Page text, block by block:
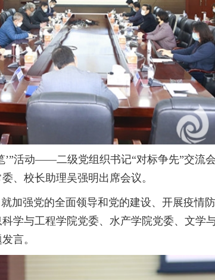
’”活动——二级党组织书记“对标争先”交流
、校长助理吴强明出席会议。
强党的全面领导和党的建设、开展疫情
学与工程学院党委、水产学院党委、文学
言。